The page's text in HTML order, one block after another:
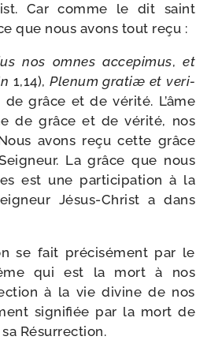
Car comme le dit saint
que nous avons tout reçu :
nos omnes acce­pi­mus, et
1,14),Plenum gra­tiæ et veri­
de grâce et de véri­té. L’âme
de grâce et de véri­té, nos
avons reçu cette grâce
La grâce que nous
est une par­ti­ci­pa­tion à la
Jésus-​Christ a dans
se fait pré­ci­sé­ment par le
qui est la mort à nos
à la vie divine de nos
signi­fiée par la mort de
Résurrection.